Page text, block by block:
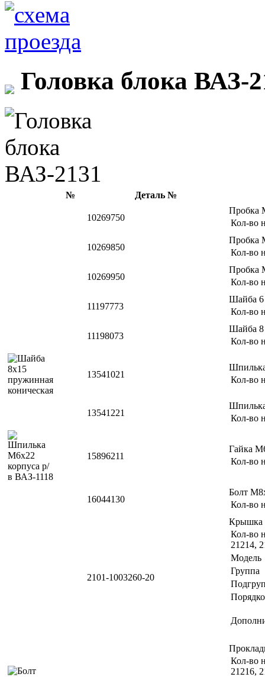
Головка блока ВАЗ-
№ Деталь №
10269750
Пробка
Кол-во
10269850
Пробка
Кол-во
10269950
Пробка
Кол-во
11197773
Шайба 6
Кол-во
11198073
Шайба 8
Кол-во
13541021
Кол-во
13541221
Кол-во
15896211
Гайка
Кол-во
16044130
Болт
Кол-во
2101-1003260-20
Крышка
Кол-во
21214,
Модель
Группа
Кол-во
21216,